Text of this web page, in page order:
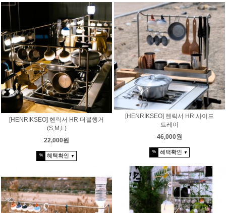
[HENRIKSEO] 헨릭서 HR 더블행거
(S,M,L)
22,000원
% 혜택확인 ▼
[HENRIKSEO] 헨릭서 HR 사이드
트레이
46,000원
% 혜택확인 ▼